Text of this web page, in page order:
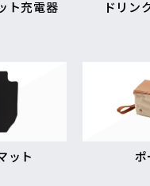
ト充電器 ドリン
ット ポ